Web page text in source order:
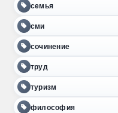
семья
сми
сочинение
труд
туризм
философия